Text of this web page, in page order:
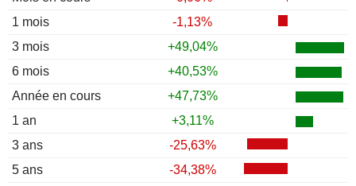
1 mois
-1,13%
3 mois
+49,04%
6 mois
+40,53%
Année en cours
+47,73%
1 an
+3,11%
3 ans
-25,63%
5 ans
-34,38%